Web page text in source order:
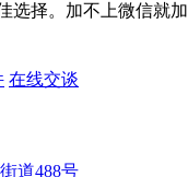
选择。加不上微信就加
在线交谈
道488号